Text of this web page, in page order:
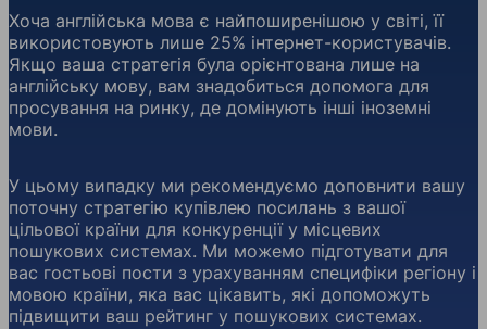
Хоча англійська мова є найпоширенішою у світі, її
використовують лише 25% інтернет-користувачів.
Якщо ваша стратегія була орієнтована лише на
англійську мову, вам знадобиться допомога для
просування на ринку, де домінують інші іноземні
мови.
У цьому випадку ми рекомендуємо доповнити вашу
поточну стратегію купівлею посилань з вашої
цільової країни для конкуренції у місцевих
пошукових системах. Ми можемо підготувати для
вас гостьові пости з урахуванням специфіки регіону і
мовою країни, яка вас цікавить, які допоможуть
підвищити ваш рейтинг у пошукових системах.